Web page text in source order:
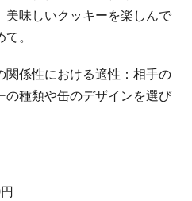
美味しいクッキーを楽しんで
。
関係性における適性：相手の
の種類や缶のデザインを選び